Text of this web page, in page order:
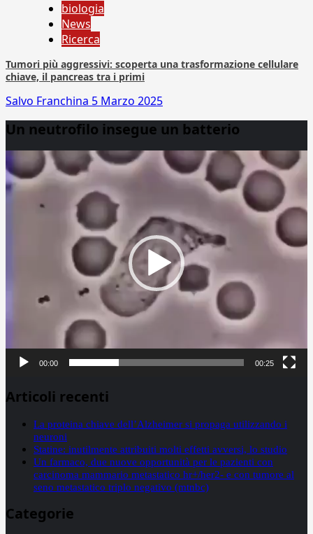
biologia
News
Ricerca
Tumori più aggressivi: scoperta una trasformazione cellulare
chiave, il pancreas tra i primi
Salvo Franchina 5 Marzo 2025
Un neutrofilo insegue un batterio
Player
00:00 00:25
Articoli recenti
La proteina chiave dell’Alzheimer si propaga utilizzando i
neuroni
Statine: inutilmente attribuiti molti effetti avversi, lo studio
Un farmaco, due nuove opportunità per le pazienti con
carcinoma mammario metastatico hr+/her2- e con tumore al
seno metastatico triplo negativo (mtnbc)
Categorie